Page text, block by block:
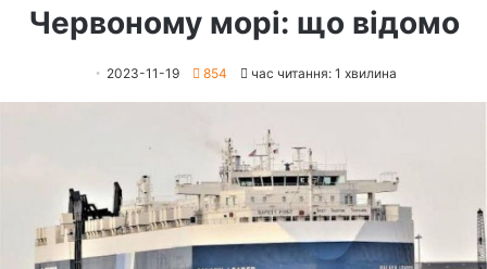
Червоному морі: що відомо
2023-11-19 854 час читання: 1 хвилина